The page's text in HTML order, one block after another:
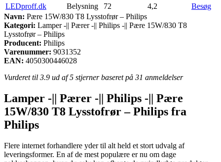
LEDproff.dk
Belysning 72 4,2
Besøg
Navn: Pære 15W/830 T8 Lysstofrør – Philips
Kategori: Lamper -|| Pærer -|| Philips -|| Pære 15W/830 T8
Lysstofrør – Philips
Producent: Philips
Varenummer: 9031352
EAN: 4050300446028
Vurderet til 3.9 ud af 5 stjerner baseret på 31 anmeldelser
Lamper -|| Pærer -|| Philips -|| Pære
15W/830 T8 Lysstofrør – Philips fra
Philips
Flere internet forhandlere yder til alt held et stort udvalg af
leveringsformer. En af de mest populære er nu om dage